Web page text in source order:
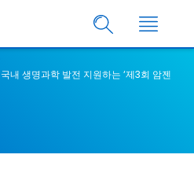
내 생명과학 발전 지원하는 ‘제3회 암젠